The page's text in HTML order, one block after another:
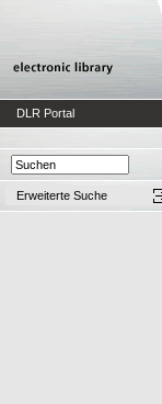
DLR Portal
Erweiterte Suche